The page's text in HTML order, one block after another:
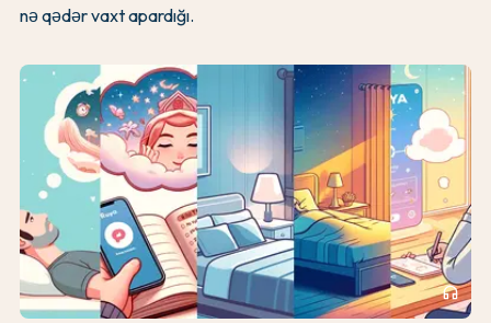
nə qədər vaxt apardığı.
headphones